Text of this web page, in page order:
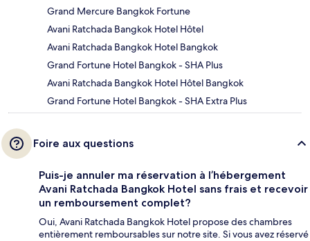
Grand Mercure Bangkok Fortune
Avani Ratchada Bangkok Hotel Hôtel
Avani Ratchada Bangkok Hotel Bangkok
Grand Fortune Hotel Bangkok - SHA Plus
Avani Ratchada Bangkok Hotel Hôtel Bangkok
Grand Fortune Hotel Bangkok - SHA Extra Plus
Foire aux questions
Puis-je annuler ma réservation à l’hébergement
Avani Ratchada Bangkok Hotel sans frais et recevoir
un remboursement complet?
Oui, Avani Ratchada Bangkok Hotel propose des chambres
entièrement remboursables sur notre site. Si vous avez réservé